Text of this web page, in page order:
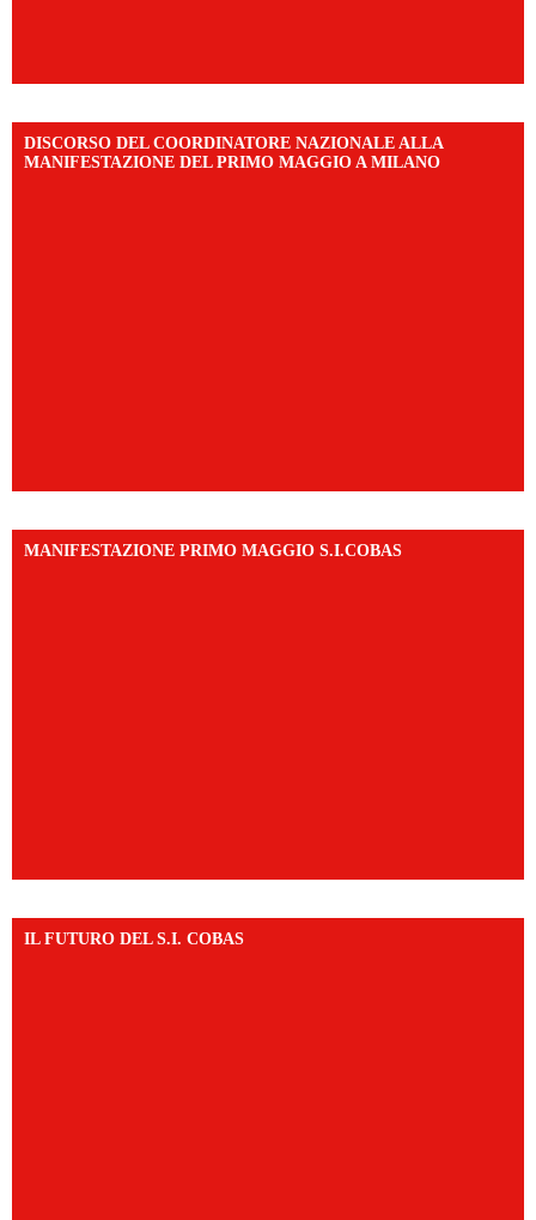
DISCORSO DEL COORDINATORE NAZIONALE ALLA
MANIFESTAZIONE DEL PRIMO MAGGIO A MILANO
MANIFESTAZIONE PRIMO MAGGIO S.I.COBAS
IL FUTURO DEL S.I. COBAS